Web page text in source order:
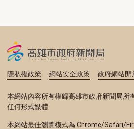
隱私權政策 網站安全政策 政府網站開
本網站內容所有權歸高雄市政府新聞局所
任何形式媒體
本網站最佳瀏覽模式為 Chrome/Safari/